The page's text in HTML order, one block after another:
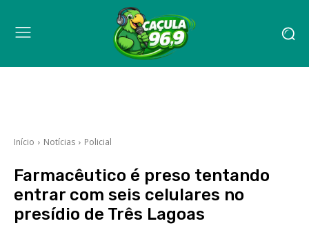
Início Notícias Policial
Farmacêutico é preso tentando
entrar com seis celulares no
presídio de Três Lagoas